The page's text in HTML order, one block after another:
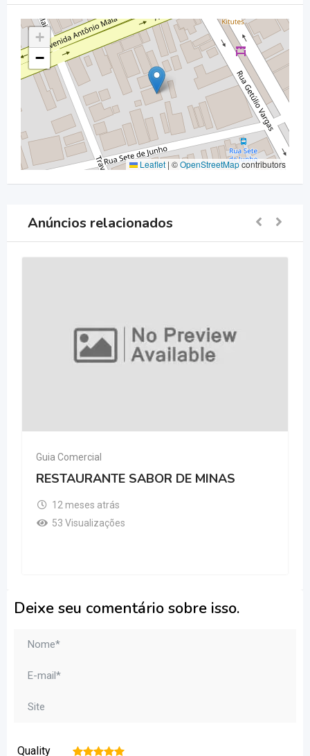
+
−
Leaflet | ©OpenStreetMapcontributors
Anúncios relacionados
Guia Comercial
RESTAURANTE SABOR DE MINAS
12 meses atrás
53 Visualizações
Deixe seu comentário sobre isso.
Quality 5
4
3
2